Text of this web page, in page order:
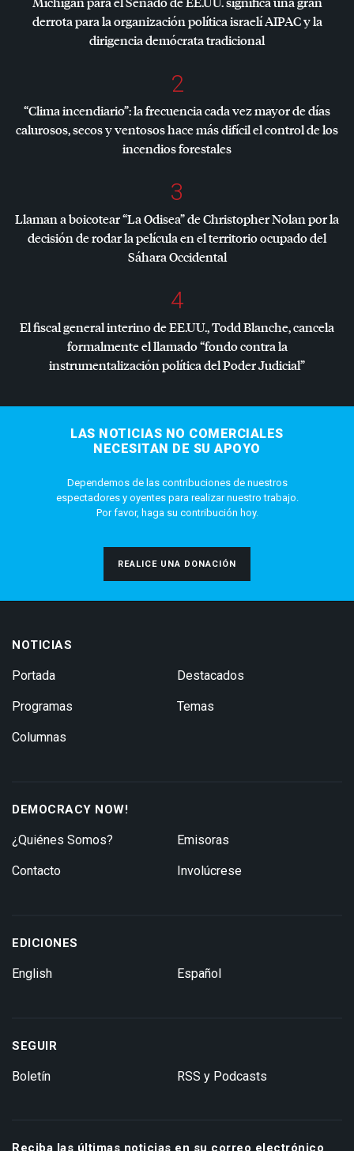
derrota para la organización política israelíAIPACy la
dirigencia demócrata tradicional
2
“Clima incendiario”: la frecuencia cada vez mayor de días
calurosos, secos y ventosos hace más difícil el control de los
incendios forestales
3
Llaman a boicotear “La Odisea” de Christopher Nolan por la
decisión de rodar la película en el territorio ocupado del
Sáhara Occidental
4
El fiscal general interino de EE.UU., Todd Blanche, cancela
formalmente el llamado “fondo contra la
instrumentalización política del Poder Judicial”
LAS NOTICIAS NO COMERCIALES
NECESITAN DE SU APOYO
Dependemos de las contribuciones de nuestros
espectadores y oyentes para realizar nuestro trabajo.
Por favor, haga su contribución hoy.
REALICE UNA DONACIÓN
NOTICIAS
Portada
Programas
Columnas
Destacados
Temas
DEMOCRACY NOW!
¿Quiénes Somos?
Contacto
Emisoras
Involúcrese
EDICIONES
English Español
SEGUIR
Boletín RSS y Podcasts
Reciba las últimas noticias en su correo electrónico